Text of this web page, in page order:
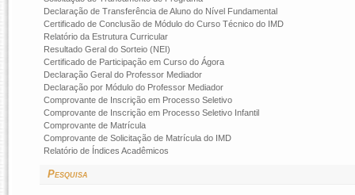
Declaração de Transferência de Aluno do Nível Fundamental
Certificado de Conclusão de Módulo do Curso Técnico do IMD
Relatório da Estrutura Curricular
Resultado Geral do Sorteio (NEI)
Certificado de Participação em Curso do Ágora
Declaração Geral do Professor Mediador
Declaração por Módulo do Professor Mediador
Comprovante de Inscrição em Processo Seletivo
Comprovante de Inscrição em Processo Seletivo Infantil
Comprovante de Matrícula
Comprovante de Solicitação de Matrícula do IMD
Relatório de Índices Acadêmicos
Pesquisa